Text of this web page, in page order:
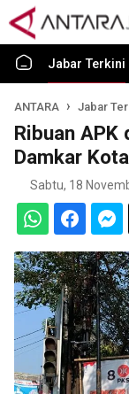
Jabar Terkini
ANTARA Jabar
Ribuan APK
Damkar
Sabtu, 18